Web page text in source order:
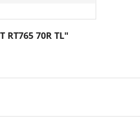
70R TL"